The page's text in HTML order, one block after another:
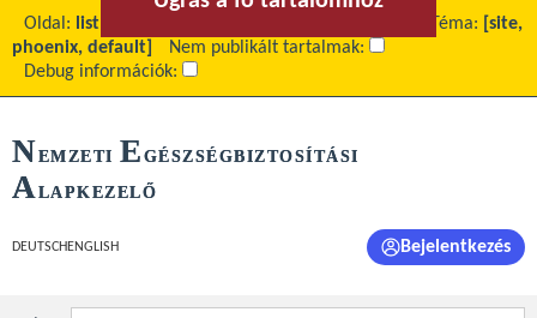
Oldal: list Téma:
[site,
phoenix, default]
Nem publikált tartalmak:
Debug információk:
NEMZETI E GÉSZSÉGBIZTOSÍTÁSI
ALAPKEZELŐ
DEUTSCH ENGLISH Bejelentkezés